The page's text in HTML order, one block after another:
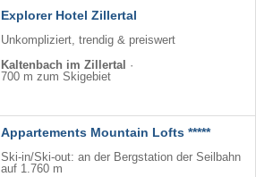
Explorer Hotel Zillertal
Unkompliziert, trendig & preiswert
Kaltenbach im Zillertal ·
700 m zum Skigebiet
Appartements Mountain Lofts *****
Ski-in/Ski-out: an der Bergstation der Seilbahn
auf 1.760 m